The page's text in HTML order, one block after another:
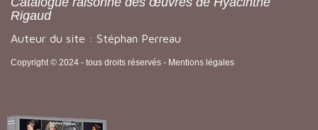
Rigaud
Auteur du site : Stéphan Perreau
Copyright © 2024 - tous droits réservés - Mentions légales